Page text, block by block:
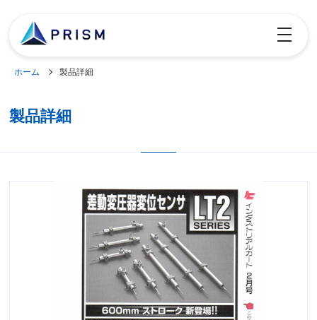
toggle
ホーム 製品詳細
製品詳細